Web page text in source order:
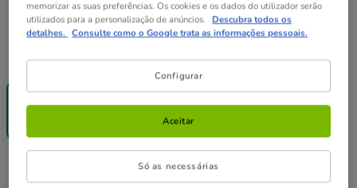
Quantidades:1 ud.
1 ud.
un.
memorizar as suas preferências. Os cookies e os dados do utilizador serão
utilizados para a personalização de anúncios. Descubra todos os
detalhes. Consulte como o Google trata as informações pessoais.
Configurar
Só as necessárias
Aceitar